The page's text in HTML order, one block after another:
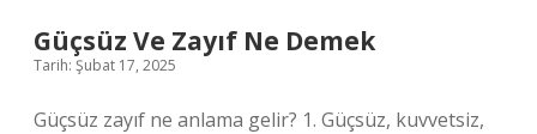
Güçsüz Ve Zayıf Ne Demek
Tarih: Şubat 17, 2025
Güçsüz zayıf ne anlama gelir? 1. Güçsüz, kuvvetsiz,